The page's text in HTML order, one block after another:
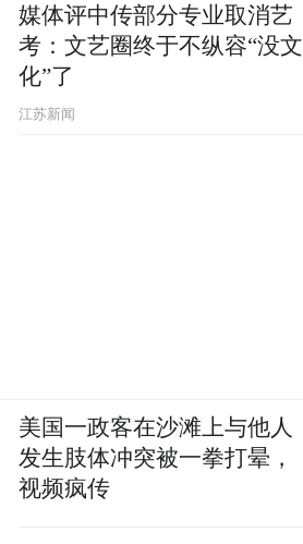
媒体评中传部分专业取消艺
考：文艺圈终于不纵容“没文
化”了
江苏新闻
美国一政客在沙滩上与他人
发生肢体冲突被一拳打晕，
视频疯传